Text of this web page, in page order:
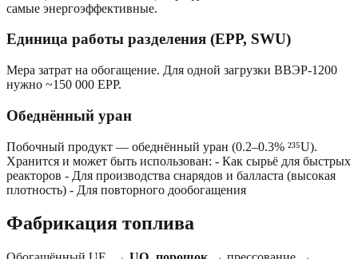
самые энергоэффективные.
Единица работы разделения (ЕРР, SWU)
Мера затрат на обогащение. Для одной загрузки ВВЭР-1200
нужно ~150 000 ЕРР.
Обеднённый уран
Побочный продукт — обеднённый уран (0.2–0.3% ²³⁵U).
Хранится и может быть использован: - Как сырьё для быстрых
реакторов - Для производства снарядов и балласта (высокая
плотность) - Для повторного дообогащения
Фабрикация топлива